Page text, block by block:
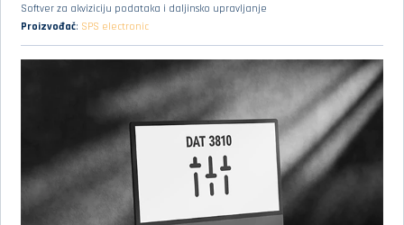
Softver za akviziciju podataka i daljinsko upravljanje
Proizvođač: SPS electronic